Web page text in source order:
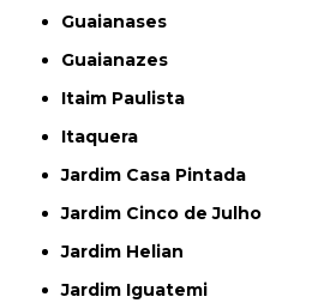
Guaianases
Guaianazes
Itaim Paulista
Itaquera
Jardim Casa Pintada
Jardim Cinco de Julho
Jardim Helian
Jardim Iguatemi